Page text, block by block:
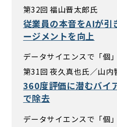
第32回 福山晋太郎氏
従業員の本音をAIが引
ージメントを向上
データサイエンスで「個
第31回 夜久真也氏／山内
360度評価に潜むバイ
で除去
データサイエンスで「個